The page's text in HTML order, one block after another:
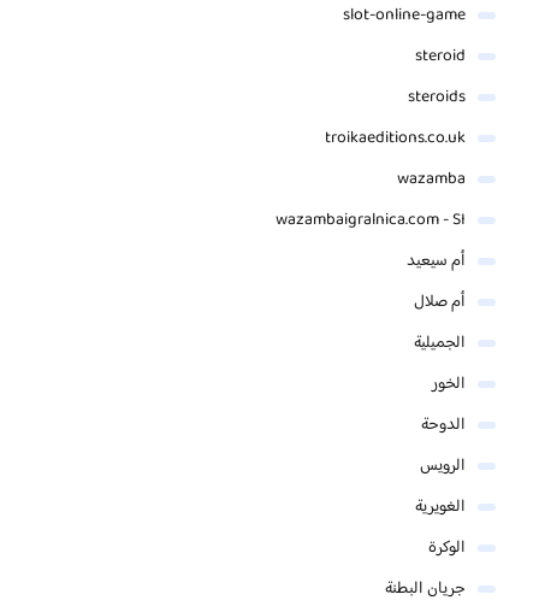
slot-online-game
steroid
steroids
troikaeditions.co.uk
wazamba
wazambaigralnica.com - SI
أم سيعيد
أم صلال
الجميلية
الخور
الدوحة
الرويس
الغويرية
الوكرة
جريان البطنة